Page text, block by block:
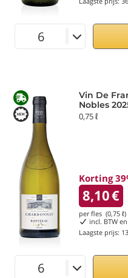
Vin De
Nobles
0,75 ℓ
Korting
8,10€
per fles (0,75 ℓ)
incl. BTW
Laagste prijs: